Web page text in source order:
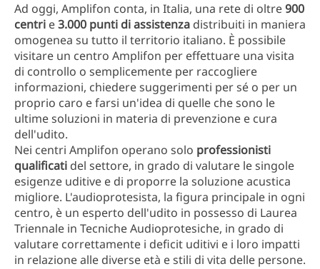
Ad oggi, Amplifon conta, in Italia, una rete di oltre900
centri e3.000 punti di assistenza distribuiti in maniera
omogenea su tutto il territorio italiano. È possibile
visitare un centro Amplifon per effettuare una visita
di controllo o semplicemente per raccogliere
informazioni, chiedere suggerimenti per sé o per un
proprio caro e farsi un'idea di quelle che sono le
ultime soluzioni in materia di prevenzione e cura
dell'udito.
Nei centri Amplifon operano solo professionisti
qualificati del settore, in grado di valutare le singole
esigenze uditive e di proporre la soluzione acustica
migliore. L'audioprotesista, la figura principale in ogni
centro, è un esperto dell'udito in possesso di Laurea
Triennale in Tecniche Audioprotesiche, in grado di
valutare correttamente i deficit uditivi e i loro impatti
in relazione alle diverse età e stili di vita delle persone.